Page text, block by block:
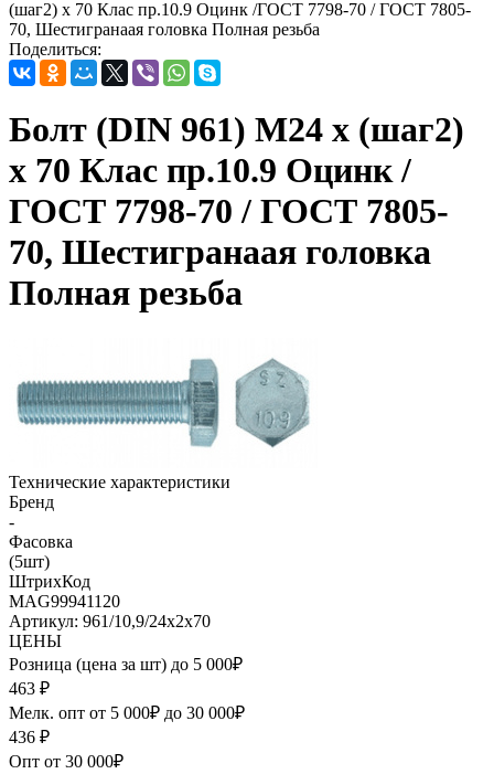
(шаг2) x 70 Клас пр.10.9 Оцинк /ГОСТ 7798-70 / ГОСТ 7805-
70, Шестигранаая головка Полная резьба
Поделиться:
Болт (DIN 961) M24 x (шаг2)
x 70 Клас пр.10.9 Оцинк /
ГОСТ 7798-70 / ГОСТ 7805-
70, Шестигранаая головка
Полная резьба
Технические характеристики
Бренд
-
Фасовка
(5шт)
ШтрихКод
MAG99941120
Артикул: 961/10,9/24х2х70
ЦЕНЫ
Розница (цена за шт) до 5 000₽
463 ₽
Мелк. опт от 5 000₽ до 30 000₽
436 ₽
Опт от 30 000₽